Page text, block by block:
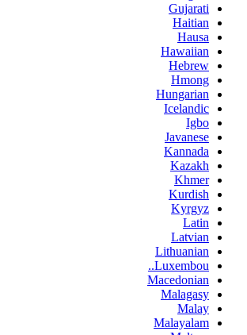
Gujarati
Haitian
Hausa
Hawaiian
Hebrew
Hmong
Hungarian
Icelandic
Igbo
Javanese
Kannada
Kazakh
Khmer
Kurdish
Kyrgyz
Latin
Latvian
Lithuanian
Luxembou..
Macedonian
Malagasy
Malay
Malayalam